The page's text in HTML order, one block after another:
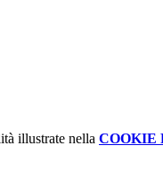
illustrate nella COOKIE